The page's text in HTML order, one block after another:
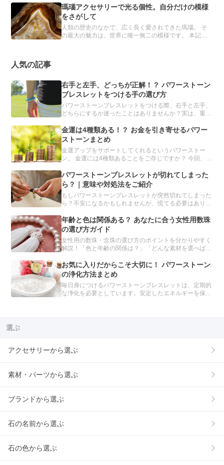
の力をもつと信じられ、パワーストーンブレスレットに
は欠かせない存在です。
瑪瑙アクセサリーで光る個性。自分だけの模様
をさがして
人類の歴史のなかで、広く長く愛されてきた瑪瑙。 そ
の最大の魅力は、世界に唯一無二の模様です。 本記事
人気の記事
右手と左手、どっちが正解！？ パワーストーン
ブレスレットをつける手の選び方
パワーストーンブレスレットをつける際、右手と左手、
どちらにするか迷ったことはありませんか？実は、重要
手、それぞれに適したパワーストーンを解説します。
金運は4種類ある！？ お金を引き寄せるパワー
ストーンまとめ
金運アップをサポートしてくれるというパワーストー
ン。 金運には4種類あることをご存じですか？ 今回、誰
を、目的別にまとめました。「金運を上げたい」と願う
人は必読です。
パワーストーンブレスレットが切れてしまった
ら？｜意味や対処法をご紹介
もしパワーストーンブレスレットが突然切れてしまった
ら？不安になるかもしれませんが、慌てる必要はありま
や、切れたときの対処方法について、分かりやすくご紹
介します。
年齢と色は関係ある？ あなたに合う女性用数珠
の選び方ガイド
女性用の数珠・念珠の選び方のポイントを分かりやすく
解説！「色と年齢の関係は？」「どんな素材を選べばい
ったりの数珠を見つけるお手伝いをします。自分だけの
数珠をオーダーメイドできるサービスも。
お気に入りだからこそ大切に！ パワーストーン
の浄化方法まとめ
毎日身につけるパワーストーンブレスレットは、定期的
な浄化を必要としています。安定したエネルギーを保つ
選ぶ
アクセサリーから選ぶ
素材・パーツから選ぶ
ブランドから選ぶ
石の名前から選ぶ
石の色から選ぶ